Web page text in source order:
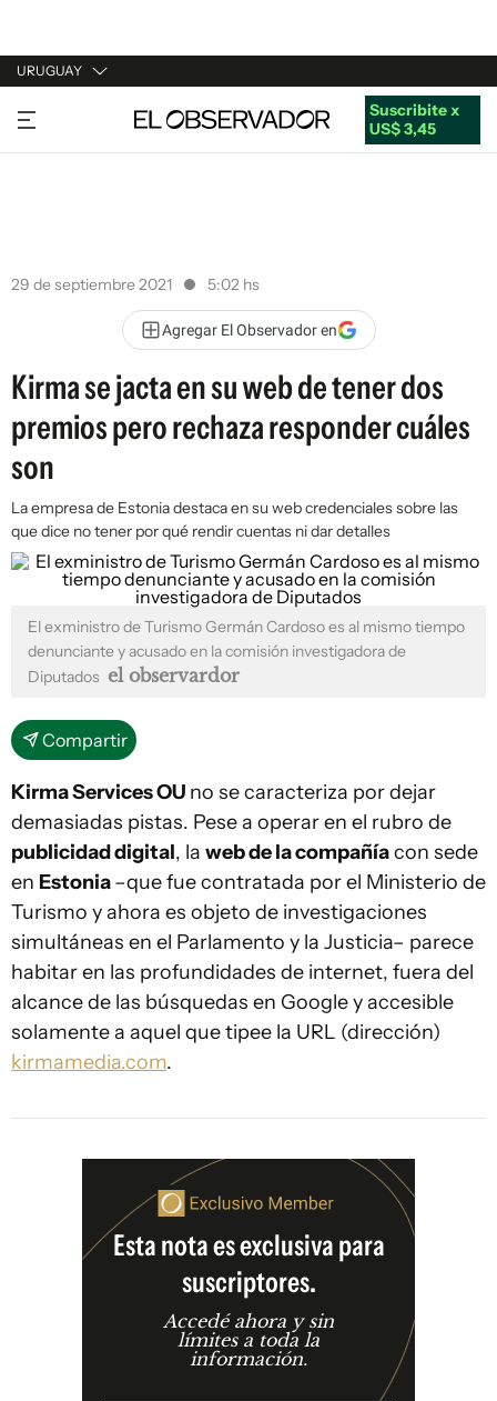
URUGUAY
URUGUAY
ARGENTINA
Suscribite x
US$ 3,45
29 de septiembre 2021 5:02 hs
Agregar El Observador en
Kirma se jacta en su web de tener dos
premios pero rechaza responder cuáles
son
La empresa de Estonia destaca en su web credenciales sobre las
que dice no tener por qué rendir cuentas ni dar detalles
El exministro de Turismo Germán Cardoso es al mismo tiempo
denunciante y acusado en la comisión investigadora de
Diputados el observardor
Compartir
Kirma Services OU no se caracteriza por dejar
demasiadas pistas. Pese a operar en el rubro de
publicidad digital, la web de la compañíacon sede
en Estonia–que fue contratada por el Ministerio de
Turismo y ahora es objeto de investigaciones
simultáneas en el Parlamento y la Justicia– parece
habitar en las profundidades de internet, fuera del
alcance de las búsquedas en Google y accesible
solamente a aquel que tipee la URL (dirección)
kirmamedia.com.
Esta nota es exclusiva para
suscriptores.
Accedé ahora y sin
límites a toda la
información.